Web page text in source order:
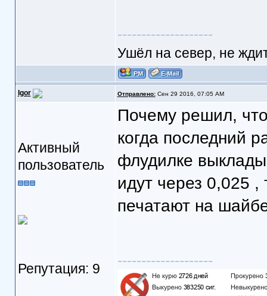
--------------------
Ушёл на север, не
Igor Отправлено:Сен 29 2016, 07:05 AM
Активный
пользователь
Репутация: 9
Почему решил,
когда последний
флудилке
идут через 0,025 ,
печатают на
--------------------